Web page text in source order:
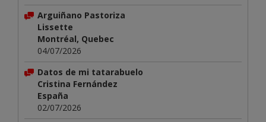
Arguiñano Pastoriza
Lissette
Montréal, Quebec
04/07/2026
Datos de mi tatarabuelo
Cristina Fernández
España
02/07/2026